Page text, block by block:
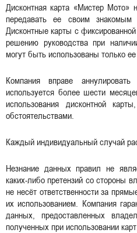
Дисконтная карта «Мистер
передавать ее своим
Дисконтные карты с
решению руководства при
могут быть использованы только
Компания вправе
используется более шести
использования дисконтной
обстоятельствами.
Каждый индивидуальный случай
Незнание данных правил не
каких-либо претензий со стороны
не несёт ответственности за
их использованием. Компания
данных, предоставленных
полученных при использовании карт.